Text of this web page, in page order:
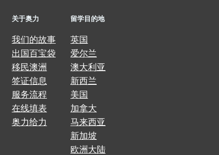
关于奥力
我们的故事
出国百宝袋
移民澳洲
签证信息
服务流程
在线填表
奥力给力
留学目的地
英国
爱尔兰
澳大利亚
新西兰
美国
加拿大
马来西亚
新加坡
欧洲大陆